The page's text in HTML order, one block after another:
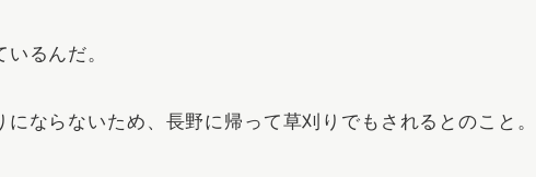
るんだ。
ならないため、長野に帰って草刈りでもされるとのこと。